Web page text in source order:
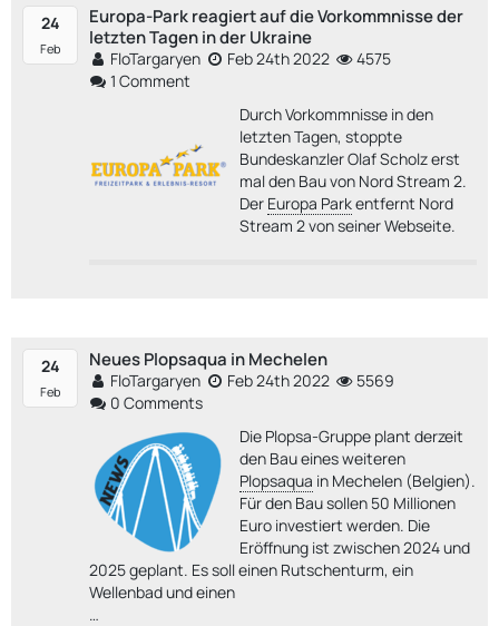
24
Feb
Europa-Park reagiert auf die Vorkommnisse der
letzten Tagen in der Ukraine
FloTargaryen Feb 24th 2022
4575
1 Comment
Durch Vorkommnisse in den
letzten Tagen, stoppte
Bundeskanzler Olaf Scholz erst
mal den Bau von Nord Stream 2.
Der Europa Parkentfernt Nord
Stream 2 von seiner Webseite.
24
Feb
Neues Plopsaqua in Mechelen
FloTargaryen Feb 24th 2022
5569
0 Comments
Die Plopsa-Gruppe plant derzeit
den Bau eines weiteren
Plopsaqua in Mechelen (Belgien).
Für den Bau sollen 50 Millionen
Euro investiert werden. Die
Eröffnung ist zwischen 2024 und
2025 geplant. Es soll einen Rutschenturm, ein
Wellenbad und einen
…